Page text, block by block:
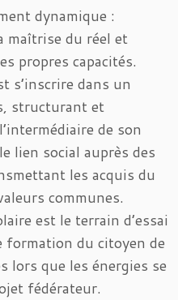
dynamique :
maîtrise du réel et
propres capacités.
s’inscrire dans un
structurant et
de son
lien social auprès des
les acquis du
communes.
est le terrain d’essai
formation du citoyen de
lors que les énergies se
fédérateur.